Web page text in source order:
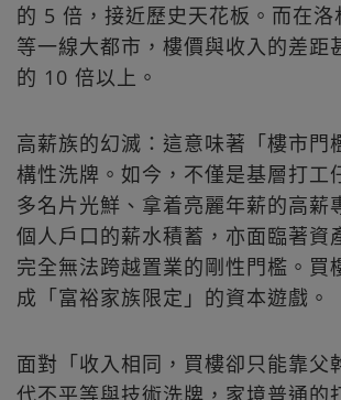
的 5 倍，接近歷史天花板。而在洛
等一線大都市，樓價與收入的差距
的 10 倍以上。
高薪族的幻滅：這意味著「樓市門
構性洗牌。如今，不僅是基層打工
多名片光鮮、拿着亮麗年薪的高薪
個人戶口的薪水積蓄，亦面臨著資
完全無法跨越置業的剛性門檻。買
成「富裕家族限定」的資本遊戲。
面對「收入相同，買樓卻只能靠父
代不平等與技術洗牌，家境普通的